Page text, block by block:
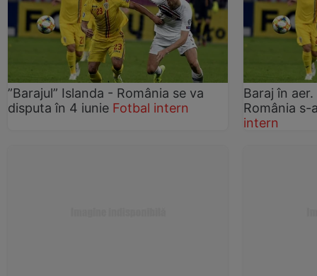
”Barajul” Islanda - România se va
disputa în 4 iunie Fotbal intern
Baraj în
România
intern